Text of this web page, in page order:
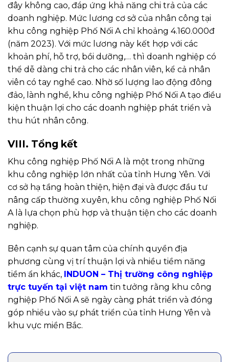
đây không cao, đáp ứng khả năng chi trả của các
doanh nghiệp. Mức lương cơ sở của nhân công tại
khu công nghiệp Phố Nối A chỉ khoảng 4.160.000đ
(năm 2023). Với mức lương này kết hợp với các
khoản phí, hỗ trợ, bồi dưỡng,… thì doanh nghiệp có
thể dễ dàng chi trả cho các nhân viên, kể cả nhân
viên có tay nghề cao. Nhờ số lượng lao động đông
đảo, lành nghề, khu công nghiệp Phố Nối A tạo điều
kiện thuận lợi cho các doanh nghiệp phát triển và
thu hút nhân công.
VIII. Tổng kết
Khu công nghiệp Phố Nối A là một trong những
khu công nghiệp lớn nhất của tỉnh Hưng Yên. Với
cơ sở hạ tầng hoàn thiện, hiện đại và được đầu tư
nâng cấp thường xuyên, khu công nghiệp Phố Nối
A là lựa chọn phù hợp và thuận tiện cho các doanh
nghiệp.
Bên cạnh sự quan tâm của chính quyền địa
phương cùng vị trí thuận lợi và nhiều tiềm năng
tiềm ẩn khác,
INDUON – Thị trường công nghiệp
trực tuyến tại việt nam tin tưởng rằng khu công
nghiệp Phố Nối A sẽ ngày càng phát triển và đóng
góp nhiều vào sự phát triển của tỉnh Hưng Yên và
khu vực miền Bắc.